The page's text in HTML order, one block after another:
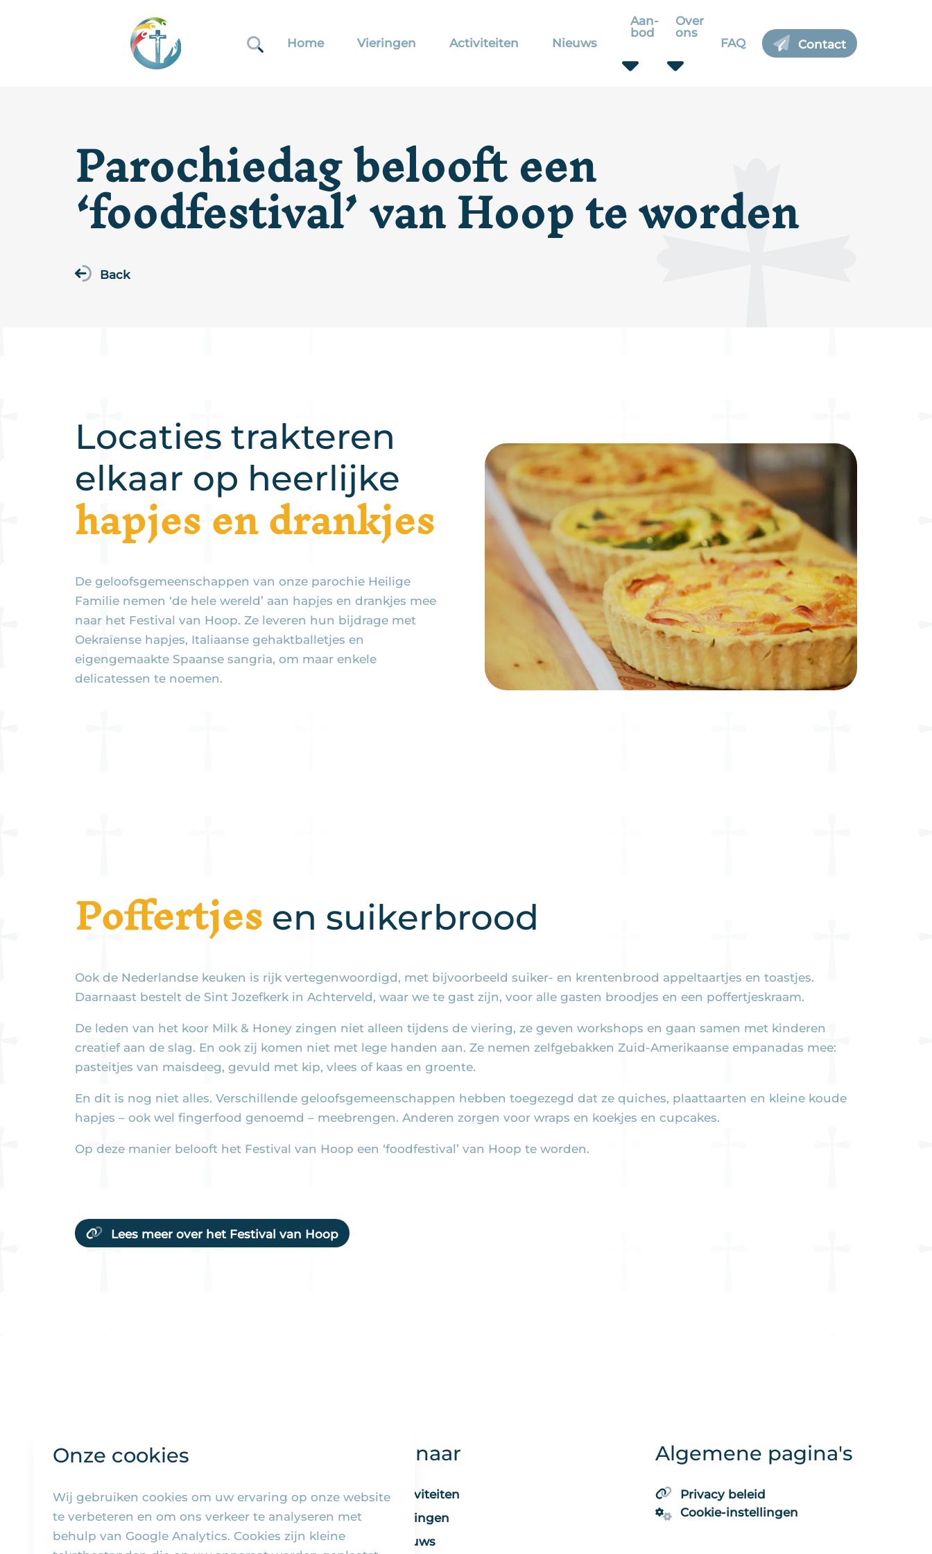
Home Vieringen Activiteiten Nieuws
Aan-
bod
Over
ons
FAQ Contact
Onze cookies
Wij gebruiken cookies om uw ervaring op onze website
te verbeteren en om ons verkeer te analyseren met
behulp van Google Analytics. Cookies zijn kleine
Parochiedag belooft een
‘foodfestival’ van Hoop te worden
Back
Locaties trakteren
elkaar op heerlijke
hapjes en drankjes
De geloofsgemeenschappen van onze parochie Heilige
Familie nemen ‘de hele wereld’ aan hapjes en drankjes mee
naar het Festival van Hoop. Ze leveren hun bijdrage met
Oekraïense hapjes, Italiaanse gehaktballetjes en
eigengemaakte Spaanse sangria, om maar enkele
delicatessen te noemen.
Poffertjes en suikerbrood
Ook de Nederlandse keuken is rijk vertegenwoordigd, met bijvoorbeeld suiker- en krentenbrood appeltaartjes en toastjes.
Daarnaast bestelt de Sint Jozefkerk in Achterveld, waar we te gast zijn, voor alle gasten broodjes en een poffertjeskraam.
De leden van het koor Milk & Honey zingen niet alleen tijdens de viering, ze geven workshops en gaan samen met kinderen
creatief aan de slag. En ook zij komen niet met lege handen aan. Ze nemen zelfgebakken Zuid-Amerikaanse empanadas mee:
pasteitjes van maisdeeg, gevuld met kip, vlees of kaas en groente.
En dit is nog niet alles. Verschillende geloofsgemeenschappen hebben toegezegd dat ze quiches, plaattaarten en kleine koude
hapjes – ook wel fingerfood genoemd – meebrengen. Anderen zorgen voor wraps en koekjes en cupcakes.
Op deze manier belooft het Festival van Hoop een ‘foodfestival’ van Hoop te worden.
Lees meer over het Festival van Hoop
Snel naar
Activiteiten
Vieringen
Nieuws
Algemene pagina's
Privacy beleid
Cookie-instellingen